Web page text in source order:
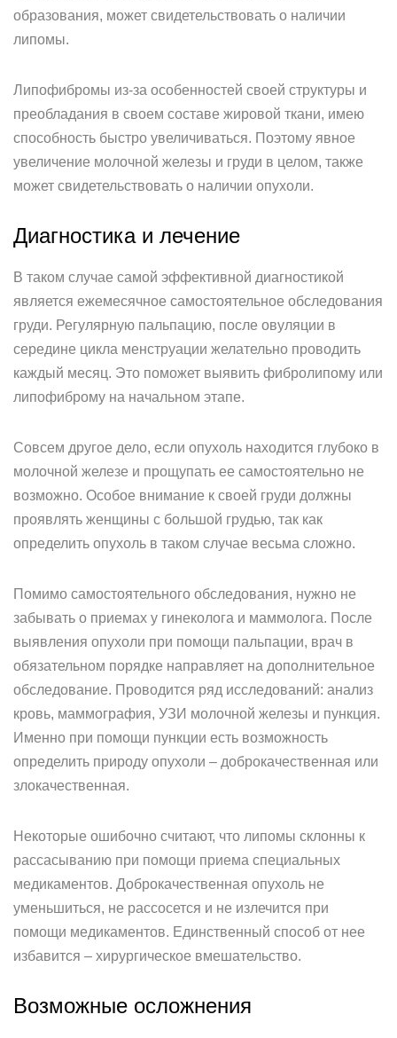
образования, может свидетельствовать о наличии
липомы.
Липофибромы из-за особенностей своей структуры и
преобладания в своем составе жировой ткани, имею
способность быстро увеличиваться. Поэтому явное
увеличение молочной железы и груди в целом, также
может свидетельствовать о наличии опухоли.
Диагностика и лечение
В таком случае самой эффективной диагностикой
является ежемесячное самостоятельное обследования
груди. Регулярную пальпацию, после овуляции в
середине цикла менструации желательно проводить
каждый месяц. Это поможет выявить фибролипому или
липофиброму на начальном этапе.
Совсем другое дело, если опухоль находится глубоко в
молочной железе и прощупать ее самостоятельно не
возможно. Особое внимание к своей груди должны
проявлять женщины с большой грудью, так как
определить опухоль в таком случае весьма сложно.
Помимо самостоятельного обследования, нужно не
забывать о приемах у гинеколога и маммолога. После
выявления опухоли при помощи пальпации, врач в
обязательном порядке направляет на дополнительное
обследование. Проводится ряд исследований: анализ
кровь, маммография, УЗИ молочной железы и пункция.
Именно при помощи пункции есть возможность
определить природу опухоли – доброкачественная или
злокачественная.
Некоторые ошибочно считают, что липомы склонны к
рассасыванию при помощи приема специальных
медикаментов. Доброкачественная опухоль не
уменьшиться, не рассосется и не излечится при
помощи медикаментов. Единственный способ от нее
избавится – хирургическое вмешательство.
Возможные осложнения